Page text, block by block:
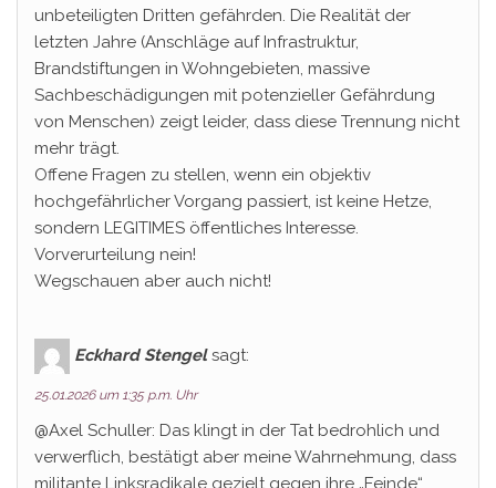
unbeteiligten Dritten gefährden. Die Realität der
letzten Jahre (Anschläge auf Infrastruktur,
Brandstiftungen in Wohngebieten, massive
Sachbeschädigungen mit potenzieller Gefährdung
von Menschen) zeigt leider, dass diese Trennung nicht
mehr trägt.
Offene Fragen zu stellen, wenn ein objektiv
hochgefährlicher Vorgang passiert, ist keine Hetze,
sondern LEGITIMES öffentliches Interesse.
Vorverurteilung nein!
Wegschauen aber auch nicht!
Eckhard Stengel sagt:
25.01.2026 um 1:35 p.m. Uhr
@Axel Schuller: Das klingt in der Tat bedrohlich und
verwerflich, bestätigt aber meine Wahrnehmung, dass
militante Linksradikale gezielt gegen ihre „Feinde“